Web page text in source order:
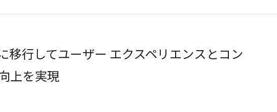
移行してユーザー エクスペリエンスとコン
上を実現